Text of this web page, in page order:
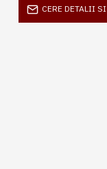
CERE DETALII